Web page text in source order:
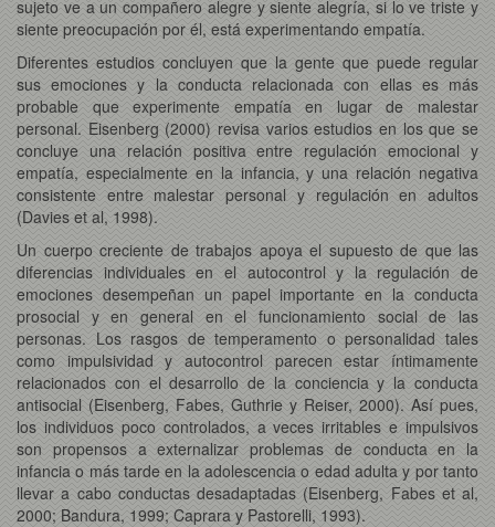
sujeto ve a un compañero alegre y siente alegría, si lo ve triste y
siente preocupación por él, está experimentando empatía.
Diferentes estudios concluyen que la gente que puede regular
sus emociones y la conducta relacionada con ellas es más
probable que experimente empatía en lugar de malestar
personal. Eisenberg (2000) revisa varios estudios en los que se
concluye una relación positiva entre regulación emocional y
empatía, especialmente en la infancia, y una relación negativa
consistente entre malestar personal y regulación en adultos
(Davies et al, 1998).
Un cuerpo creciente de trabajos apoya el supuesto de que las
diferencias individuales en el autocontrol y la regulación de
emociones desempeñan un papel importante en la conducta
prosocial y en general en el funcionamiento social de las
personas. Los rasgos de temperamento o personalidad tales
como impulsividad y autocontrol parecen estar íntimamente
relacionados con el desarrollo de la conciencia y la conducta
antisocial (Eisenberg, Fabes, Guthrie y Reiser, 2000). Así pues,
los individuos poco controlados, a veces irritables e impulsivos
son propensos a externalizar problemas de conducta en la
infancia o más tarde en la adolescencia o edad adulta y por tanto
llevar a cabo conductas desadaptadas (Eisenberg, Fabes et al,
2000; Bandura, 1999; Caprara y Pastorelli, 1993).